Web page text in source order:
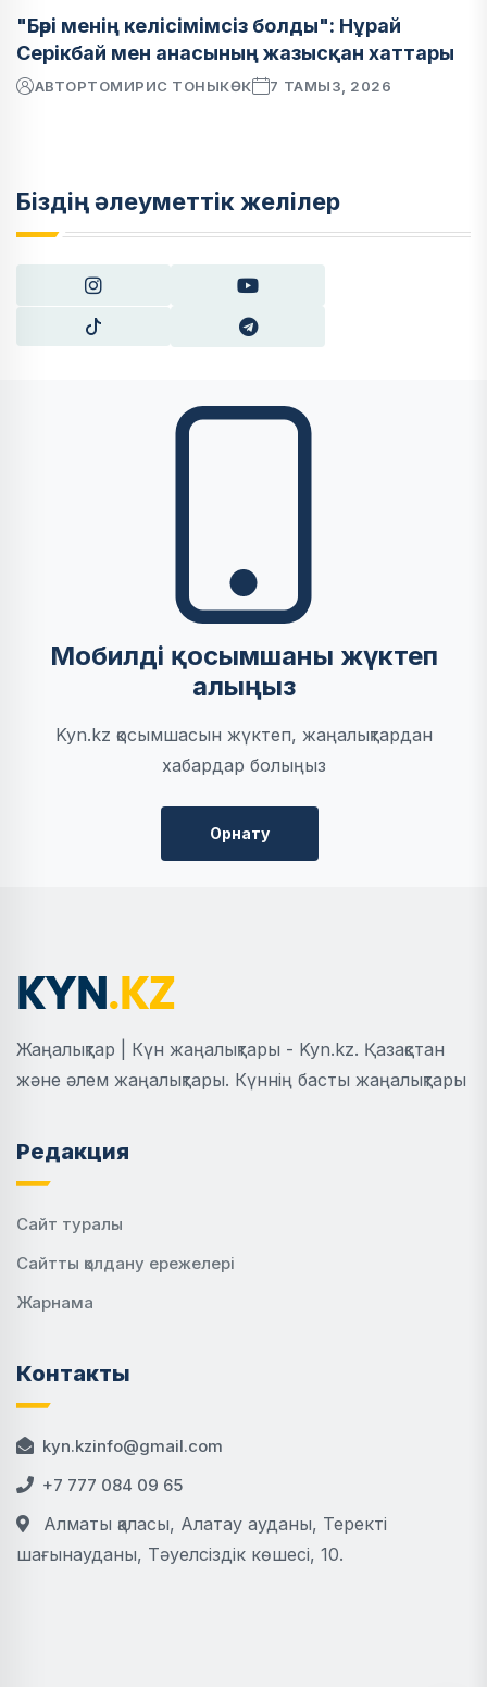
"Бәрі менің келісімімсіз болды": Нұрай
Серікбай мен анасының жазысқан хаттары
АВТОРТОМИРИС ТОНЫКӨК 7 ТАМЫЗ, 2026
Біздің әлеуметтік желілер
Мобилді қосымшаны жүктеп
алыңыз
Kyn.kz қосымшасын жүктеп, жаңалықтардан
хабардар болыңыз
Орнату
Жаңалықтар | Күн жаңалықтары - Kyn.kz. Қазақстан
және әлем жаңалықтары. Күннің басты жаңалықтары
Редакция
Сайт туралы
Сайтты қолдану ережелері
Жарнама
Контакты
kyn.kzinfo@gmail.com
+7 777 084 09 65
Алматы қаласы, Алатау ауданы, Теректі
шағынауданы, Тәуелсіздік көшесі, 10.